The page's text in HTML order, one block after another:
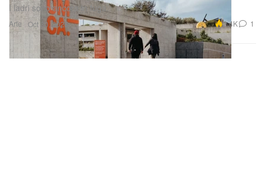
Arte
I ladri sono ancora in fuga.
Oct 30, 2025 2.4K 1